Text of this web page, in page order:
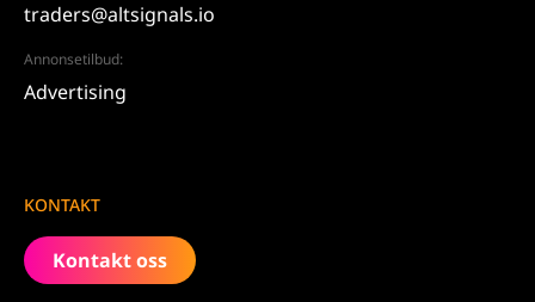
traders@altsignals.io
Annonsetilbud:
Advertising
KONTAKT
Kontakt oss